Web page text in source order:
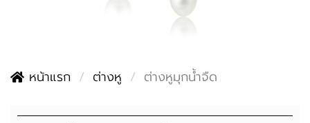
หน้าแรก ต่างหู ต่างหูมุกน้ำจืด